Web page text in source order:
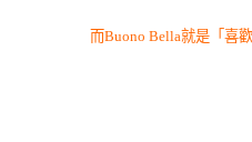
而Buono Bella就是「喜